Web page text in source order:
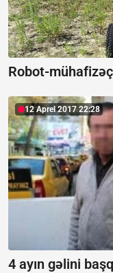
Robot-
12 Aprel 2017 22:28
4 ayın gəlini